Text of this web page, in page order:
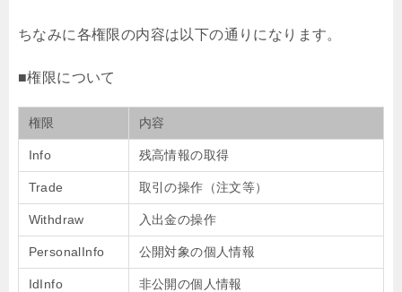
ちなみに各権限の内容は以下の通りになります。
■権限について
権限 内容
Info 残高情報の取得
Trade 取引の操作（注文等）
Withdraw 入出金の操作
PersonalInfo 公開対象の個人情報
IdInfo 非公開の個人情報